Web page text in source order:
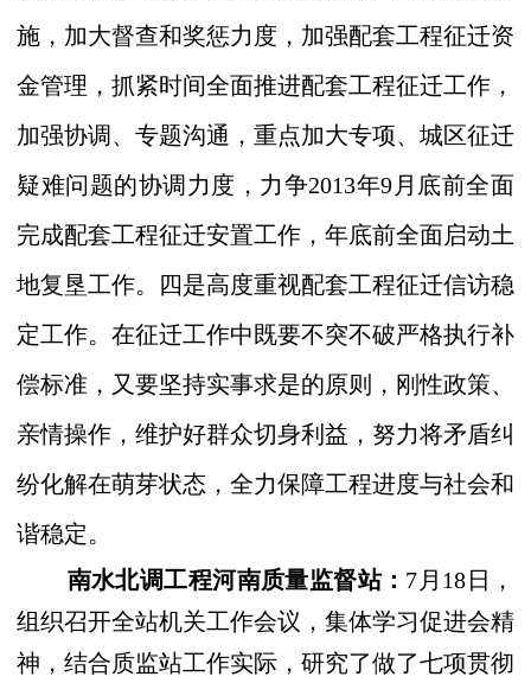
施，加大督查和奖惩力度，加强配套工程征迁资
金管理，抓紧时间全面推进配套工程征迁工作，
加强协调、专题沟通， 重点加大专项、城区征迁
疑难问题的协调力度，力争2013年9 月底前全面
完成配套工程征迁安置工作， 年底前全面启动土
地复垦工作。四是高度重视配套工程征迁信访稳
定工作。 在征迁工作中既要不突不破严格执行补
偿标准，又要坚持实事求是的原则，刚性政策、
亲情操作，维护好群众切身利益， 努力将矛盾纠
纷化解在萌芽状态， 全力保障工程进度与社会和
谐稳定。
南水北调工程河南质量监督站： 7 月 18 日，
组织召开全站机关工作会议，集体学习促进会精
神，结合质监站工作实际，研究了做了七项贯彻